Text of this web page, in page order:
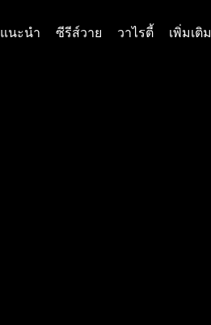
แนะนำ ซีรีส์วาย วาไรตี้ เพิ่มเติม